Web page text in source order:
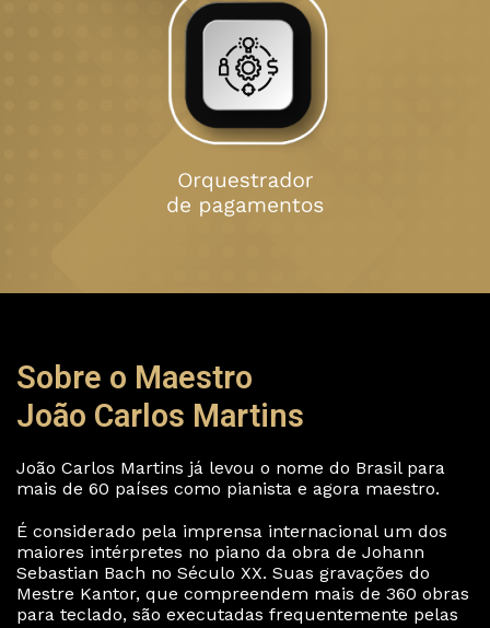
Sobre o Maestro
João Carlos Martins
João Carlos Martins já levou o nome do Brasil para
mais de 60 países como pianista e agora maestro.
É considerado pela imprensa internacional um dos
maiores intérpretes no piano da obra de Johann
Sebastian Bach no Século XX. Suas gravações do
Mestre Kantor, que compreendem mais de 360 obras
para teclado, são executadas frequentemente pelas